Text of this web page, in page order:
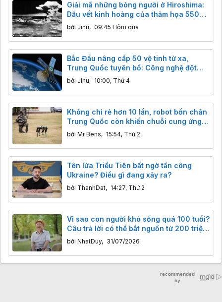
Giải mã những bóng người ở Hiroshima:
Dấu vết kinh hoàng của thảm họa 5500
độ C
bởi Jinu, 09:45 Hôm qua
Bắc Đẩu nâng cấp 50 vệ tinh từ xa,
Trung Quốc tuyên bố: Công nghệ đột
phá, độ chính xác centimet vượt trội
bởi Jinu, 10:00, Thứ 4
Không chỉ rẻ hơn 10 lần, robot bốn chân
Trung Quốc còn khiến chuỗi cung ứng
phương Tây rơi vào thế khó như thế nào?
bởi Mr Bens, 15:54, Thứ 2
Tên lửa Triều Tiên bất ngờ tấn công
Ukraine? Điều gì đang xảy ra?
bởi ThanhDat, 14:27, Thứ 2
Vì sao con người khó sống quá 100 tuổi?
Câu trả lời có thể bắt nguồn từ 200 triệu
năm trước
bởi NhatDuy, 31/07/2026